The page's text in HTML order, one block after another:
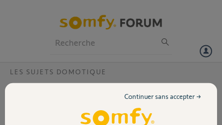
Volet
LES SUJETS DOMOTIQUE
Ouverture des volets non controlée à
Continuer sans accepter →